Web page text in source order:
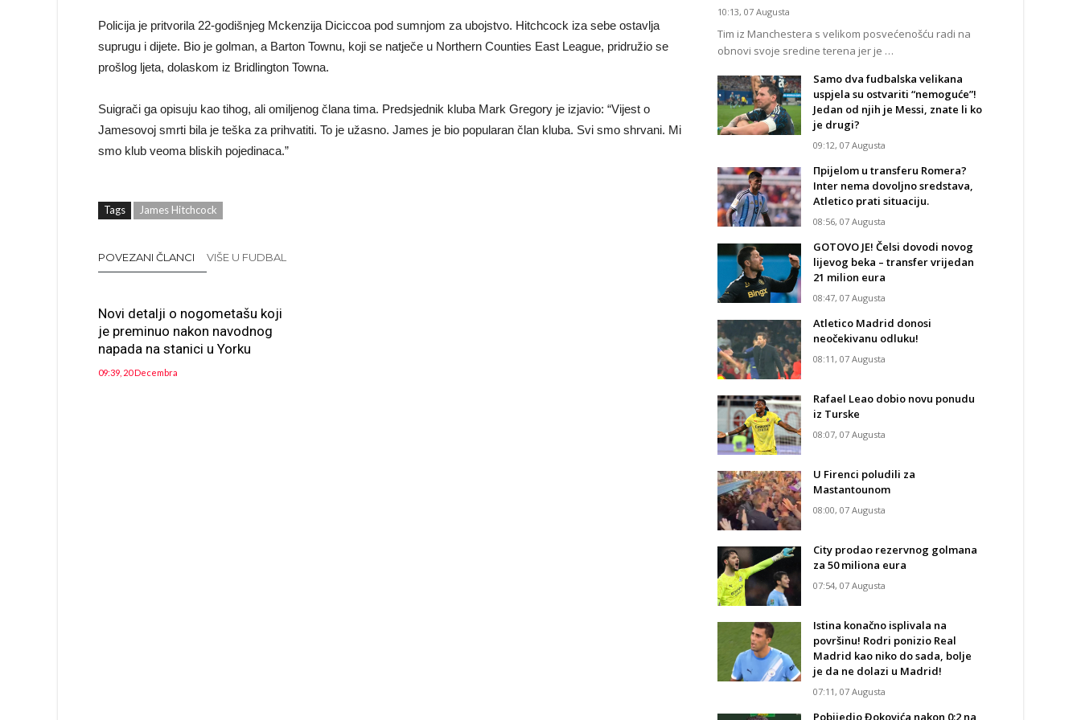
Policija je pritvorila 22-godišnjeg Mckenzija Diciccoa pod sumnjom za ubojstvo. Hitchcock iza sebe ostavlja
suprugu i dijete. Bio je golman, a Barton Townu, koji se natječe u Northern Counties East League, pridružio se
prošlog ljeta, dolaskom iz Bridlington Towna.
Suigrači ga opisuju kao tihog, ali omiljenog člana tima. Predsjednik kluba Mark Gregory je izjavio: “Vijest o
Jamesovoj smrti bila je teška za prihvatiti. To je užasno. James je bio popularan član kluba. Svi smo shrvani. Mi
smo klub veoma bliskih pojedinaca.”
Tags James Hitchcock
POVEZANI ČLANCI VIŠE U FUDBAL
Novi detalji o nogometašu koji
je preminuo nakon navodnog
napada na stanici u Yorku
09:39, 20 Decembra
10:13, 07 Augusta
Tim iz Manchestera s velikom posvećenošću radi na
obnovi svoje sredine terena jer je …
Samo dva fudbalska velikana
uspjela su ostvariti “nemoguće”!
Jedan od njih je Messi, znate li ko
je drugi?
09:12, 07 Augusta
Прijelom u transferu Romera?
Inter nema dovoljno sredstava,
Atletico prati situaciju.
08:56, 07 Augusta
GOTOVO JE! Čelsi dovodi novog
lijevog beka – transfer vrijedan
21 milion eura
08:47, 07 Augusta
Atletico Madrid donosi
neočekivanu odluku!
08:11, 07 Augusta
Rafael Leao dobio novu ponudu
iz Turske
08:07, 07 Augusta
U Firenci poludili za
Mastantounom
08:00, 07 Augusta
City prodao rezervnog golmana
za 50 miliona eura
07:54, 07 Augusta
Istina konačno isplivala na
površinu! Rodri ponizio Real
Madrid kao niko do sada, bolje
je da ne dolazi u Madrid!
07:11, 07 Augusta
Pobijedio Đokovića nakon 0:2 na